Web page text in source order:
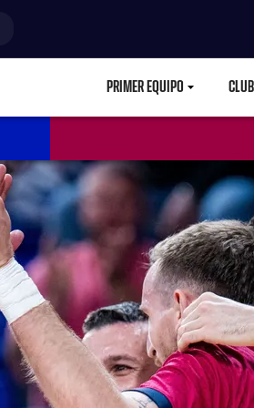
PRIMER EQUIPO CLUB